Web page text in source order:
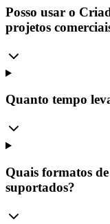
Posso usar o
projetos
Quanto tempo
Quais formatos
suportados?